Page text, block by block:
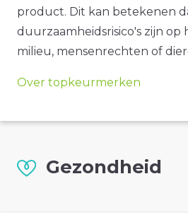
product. Dit kan betekenen
duurzaamheidsrisico's zijn op
milieu, mensenrechten of
Over topkeurmerken
Gezondheid